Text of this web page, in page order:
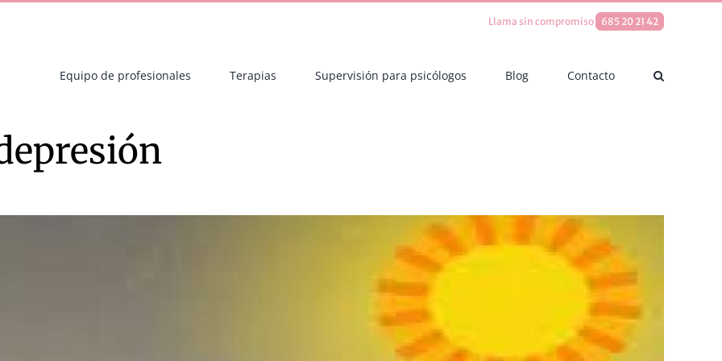
Llama sin compromiso 685 20 21 42
Equipo de profesionales Terapias Supervisión para psicólogos Blog Contacto